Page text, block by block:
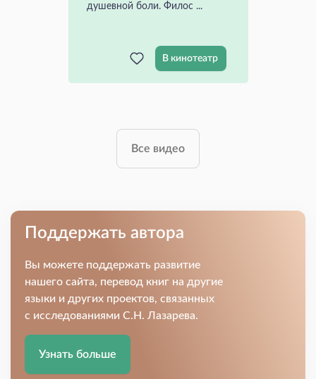
душевной боли. Филос ...
В кинотеатр
Все видео
Поддержать автора
Вы можете поддержать развитие
нашего сайта, перевод книг на другие
языки и других проектов, связанных
с исследованиями С.Н. Лазарева.
Узнать больше